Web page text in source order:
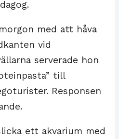
med att håva
vid
serverade hon
till
Responsen
ett akvarium med